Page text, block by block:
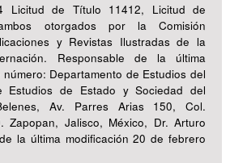
Licitud de Título 11412, Licitud de
otorgados por la Comisión
y Revistas Ilustradas de la
Responsable de la última
Departamento de Estudios del
Estudios de Estado y Sociedad del
Av. Parres Arias 150, Col.
Zapopan, Jalisco, México, Dr. Arturo
la última modificación 20 de febrero